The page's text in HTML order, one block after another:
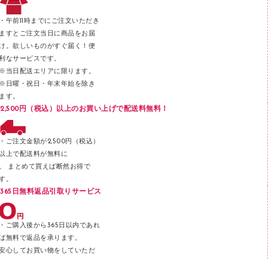
２穴リフィル・２穴インデックス
ラベル類
メンディングテープ
メッシュケース／ペンケース
フロアケース
ブックエンド／ブックスタンド
パンチ
デスクトレー
テープカッター
その他文具
午前11時までにご注文いただき
すとご注文当日に商品をお届
。欲しいものがすぐ届く！便
なサービスです。
当日配送エリアに限ります。
日曜・祝日・年末年始を除き
す。
2,500円（税込）以上のお買い上げで配送料無料！
ご注文金額が2,500円（税込）
上で配送料が無料に
まとめて買えば断然お得で
。
365日無料返品引取りサービス
ご購入後から365日以内であれ
無料で返品を承ります。
心してお買い物をしていただ